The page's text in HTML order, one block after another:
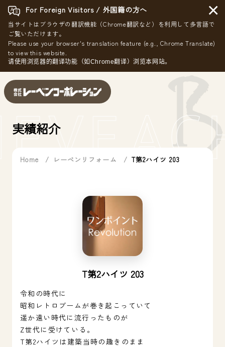
For Foreign Visitors / 外国籍の方へ
当サイトはブラウザの翻訳機能（Chrome翻訳など）を利用して多言語で
ご覧いただけます。
Please use your browser's translation feature (e.g., Chrome Translate)
to view this website.
请使用浏览器的翻译功能（如Chrome翻译）浏览本网站。
×
実績紹介
Home レーベンリフォーム T第2ハイツ 203
T第2ハイツ 203
令和の時代に
昭和レトロブームが巻き起こっていて
遥か遠い時代に流行ったものが
Z世代に受けている。
T第2ハイツは建築当時の趣きのまま